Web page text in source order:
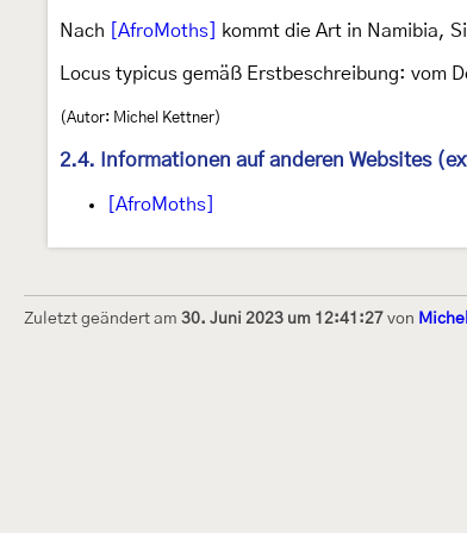
Nach [AfroMoths] kommt die Art in Namibia,
Locus typicus gemäß Erstbeschreibung: vom
(Autor: Michel Kettner)
2.4. Informationen auf anderen Websites
[AfroMoths]
Zuletzt geändert am 30. Juni 2023 um 12:41:27 von